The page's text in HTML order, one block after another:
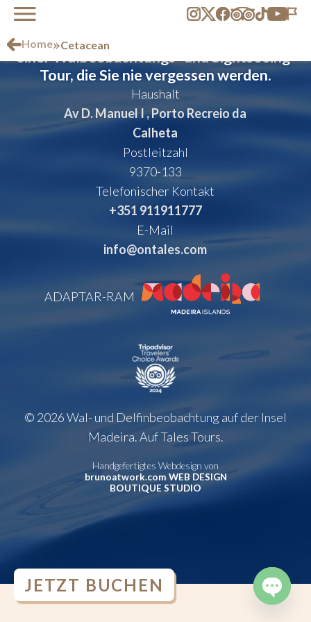
Home»Cetacean
Erleben Sie erschwinglichen Luxus bei
einer Walbeobachtungs- und Sightseeing-
Tour, die Sie nie vergessen werden.
Haushalt
Av D. Manuel I , Porto Recreio da
Calheta
Postleitzahl
9370-133
Telefonischer Kontakt
+351 911911777
E-Mail
info@ontales.com
ADAPTAR-RAM
© 2026 Wal- und Delfinbeobachtung auf der Insel
Madeira. Auf Tales Tours.
Handgefertigtes Webdesign von
brunoatwork.com WEB DESIGN
BOUTIQUE STUDIO
JETZT BUCHEN